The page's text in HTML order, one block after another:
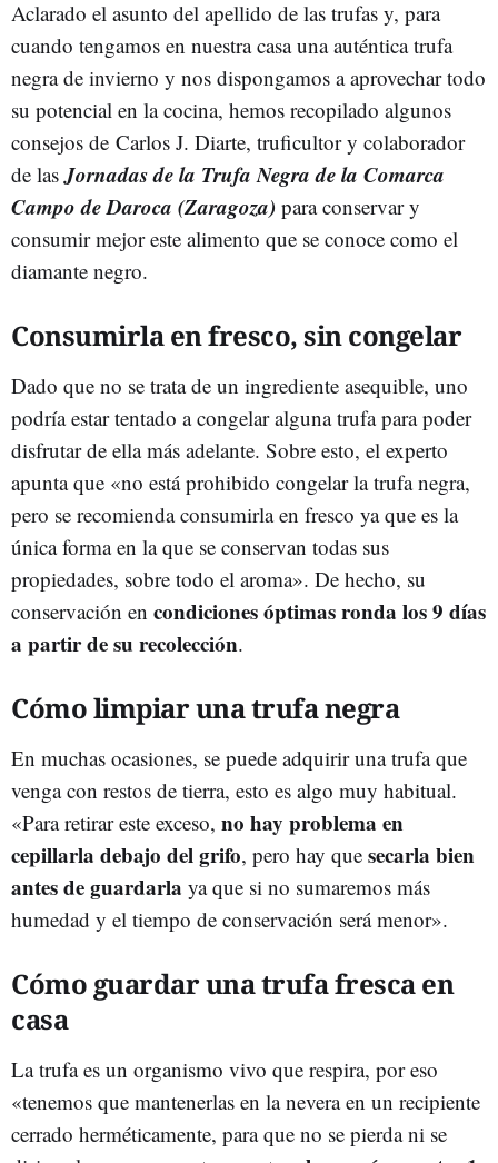
Aclarado el asunto del apellido de las trufas y, para
cuando tengamos en nuestra casa una auténtica trufa
negra de invierno y nos dispongamos a aprovechar todo
su potencial en la cocina, hemos recopilado algunos
consejos de Carlos J. Diarte, truficultor y colaborador
de lasJornadas de la Trufa Negra de la Comarca
Campo de Daroca (Zaragoza) para conservar y
consumir mejor este alimento que se conoce como el
diamante negro.
Consumirla en fresco, sin congelar
Dado que no se trata de un ingrediente asequible, uno
podría estar tentado a congelar alguna trufa para poder
disfrutar de ella más adelante. Sobre esto, el experto
apunta que «no está prohibido congelar la trufa negra,
pero se recomienda consumirla en fresco ya que es la
única forma en la que se conservan todas sus
propiedades, sobre todo el aroma». De hecho, su
conservación en condiciones óptimas ronda los 9 días
a partir de su recolección.
Cómo limpiar una trufa negra
En muchas ocasiones, se puede adquirir una trufa que
venga con restos de tierra, esto es algo muy habitual.
«Para retirar este exceso, no hay problema en
cepillarla debajo del grifo, pero hay que secarla bien
antes de guardarla ya que si no sumaremos más
humedad y el tiempo de conservación será menor».
Cómo guardar una trufa fresca en
casa
La trufa es un organismo vivo que respira, por eso
«tenemos que mantenerlas en la nevera en un recipiente
cerrado herméticamente, para que no se pierda ni se